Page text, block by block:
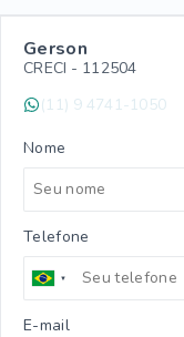
Gerson
CRECI - 112504
(11) 9 4741-1050
Nome
Telefone
E-mail